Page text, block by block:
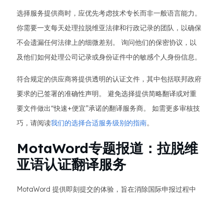
选择服务提供商时，应优先考虑技术专长而非一般语言能力。
你需要一支每天处理拉脱维亚法律和行政记录的团队，以确保
不会遗漏任何法律上的细微差别。 询问他们的保密协议，以
及他们如何处理公司记录或身份证件中的敏感个人身份信息。
符合规定的供应商将提供透明的认证文件，其中包括联邦政府
要求的已签署的准确性声明。 避免选择提供简略翻译或对重
要文件做出“快速+便宜”承诺的翻译服务商。 如需更多审核技
巧，请阅读我们的选择合适服务级别的指南。
MotaWord专题报道：拉脱维
亚语认证翻译服务
MotaWord 提供即刻提交的体验，旨在消除国际申报过程中